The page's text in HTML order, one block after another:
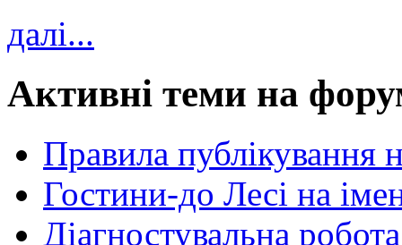
далі...
Активні теми на
Правила публікування
Гостини-до Лесі на
Діагностувальна